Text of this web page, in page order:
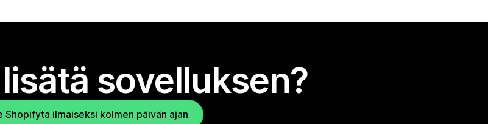
sovelluksen?
Shopifyta ilmaiseksi kolmen päivän ajan